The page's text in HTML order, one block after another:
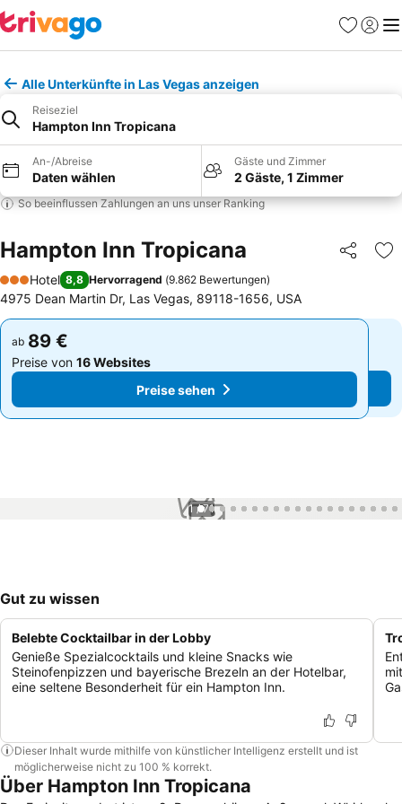
Favoriten
Alle Unterkünfte in Las Vegas anzeigen
Reiseziel
Hampton Inn Tropicana
An-/Abreise
Daten wählen
Gäste und Zimmer
2 Gäste, 1 Zimmer
So beeinflussen Zahlungen an uns unser Ranking
Hampton Inn Tropicana Teilen
3 Sterne
Hotel 8,8 Hervorragend (9.862 Bewertungen)
4975 Dean Martin Dr, Las Vegas, 89118-1656, USA
ab 89 €
Preise von 16 Websites
Preise sehen
ab 89 €
Preise von 16 Websites
Preise sehen
1 / 71
Gut zu wissen
Belebte Cocktailbar in der Lobby
Genieße Spezialcocktails und kleine Snacks wie
Steinofenpizzen und bayerische Brezeln an der Hotelbar,
eine seltene Besonderheit für ein Hampton Inn.
Dieser Inhalt wurde mithilfe von künstlicher Intelligenz erstellt und ist
möglicherweise nicht zu 100 % korrekt.
Über Hampton Inn Tropicana